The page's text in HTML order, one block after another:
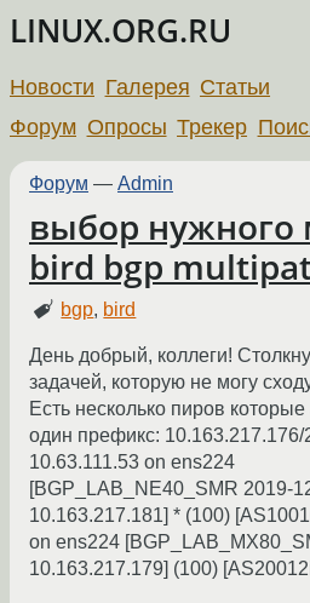
LINUX.ORG.RU
Новости Галерея Статьи
Форум Опросы Трекер
Форум — Admin
выбор нужного
bird bgp
bgp, bird
День добрый, коллеги!
задачей, которую не могу
Есть несколько пиров
один префикс: 10.163.217.176/
10.63.111.53 on ens224
[BGP_LAB_NE40_SMR 2019-
10.163.217.181] * (100)
on ens224
10.163.217.179] (100)